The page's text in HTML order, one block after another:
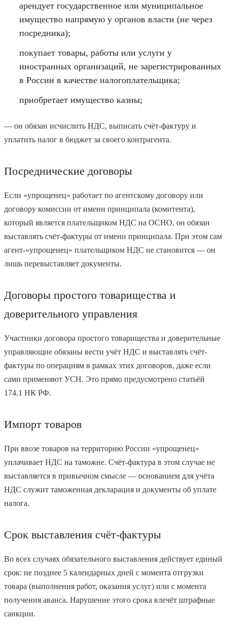
арендует государственное или муниципальное
имущество напрямую у органов власти (не через
посредника);
покупает товары, работы или услуги у
иностранных организаций, не зарегистрированных
в России в качестве налогоплательщика;
приобретает имущество казны;
— он обязан исчислить НДС, выписать счёт-фактуру и
уплатить налог в бюджет за своего контрагента.
Посреднические договоры
Если «упрощенец» работает по агентскому договору или
договору комиссии от имени принципала (комитента),
который является плательщиком НДС на ОСНО, он обязан
выставлять счёт-фактуры от имени принципала. При этом сам
агент-«упрощенец» плательщиком НДС не становится — он
лишь перевыставляет документы.
Договоры простого товарищества и
доверительного управления
Участники договора простого товарищества и доверительные
управляющие обязаны вести учёт НДС и выставлять счёт-
фактуры по операциям в рамках этих договоров, даже если
сами применяют УСН. Это прямо предусмотрено статьёй
174.1 НК РФ.
Импорт товаров
При ввозе товаров на территорию России «упрощенец»
уплачивает НДС на таможне. Счёт-фактура в этом случае не
выставляется в привычном смысле — основанием для учёта
НДС служит таможенная декларация и документы об уплате
налога.
Срок выставления счёт-фактуры
Во всех случаях обязательного выставления действует единый
срок: не позднее 5 календарных дней с момента отгрузки
товара (выполнения работ, оказания услуг) или с момента
получения аванса. Нарушение этого срока влечёт штрафные
санкции.